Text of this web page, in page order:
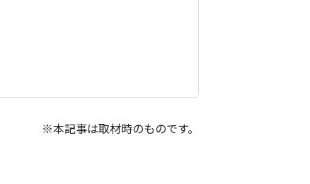
※本記事は取材時のものです。